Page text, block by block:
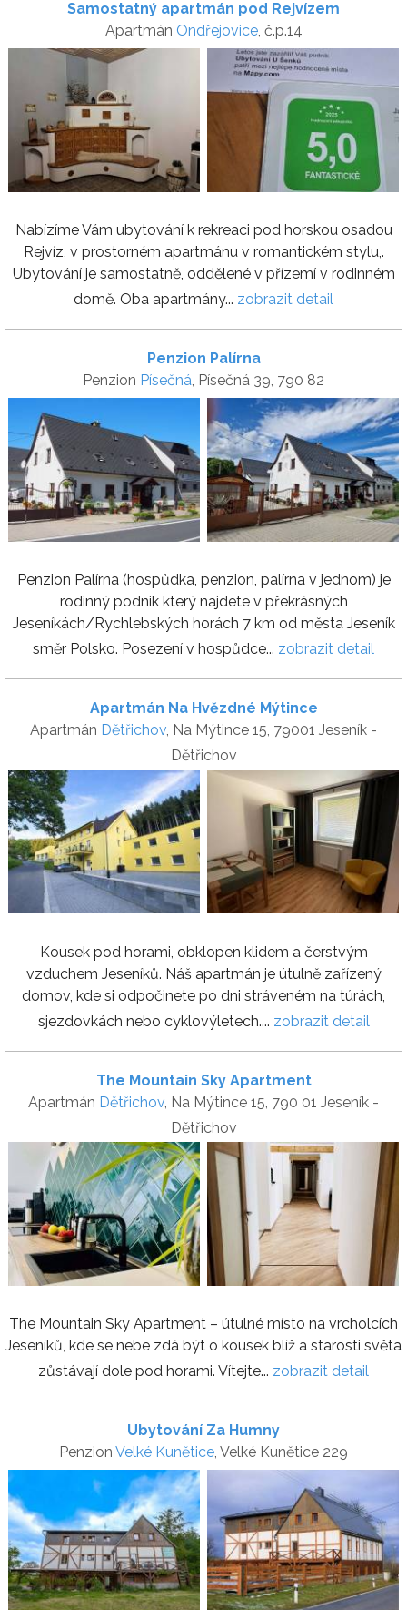
Samostatný apartmán pod Rejvízem
Apartmán Ondřejovice, č.p.14
Nabízíme Vám ubytování k rekreaci pod horskou osadou
Rejvíz, v prostorném apartmánu v romantickém stylu,.
Ubytování je samostatně, oddělené v přízemí v rodinném
domě. Oba apartmány... zobrazit detail
Penzion Palírna
Penzion Písečná, Písečná 39, 790 82
Penzion Palírna (hospůdka, penzion, palírna v jednom) je
rodinný podnik který najdete v překrásných
Jeseníkách/Rychlebských horách 7 km od města Jeseník
směr Polsko. Posezení v hospůdce... zobrazit detail
Apartmán Na Hvězdné Mýtince
Apartmán Dětřichov, Na Mýtince 15, 79001 Jeseník -
Dětřichov
Kousek pod horami, obklopen klidem a čerstvým
vzduchem Jeseníků. Náš apartmán je útulně zařízený
domov, kde si odpočinete po dni stráveném na túrách,
sjezdovkách nebo cyklovýletech.... zobrazit detail
The Mountain Sky Apartment
Apartmán Dětřichov , Na Mýtince 15, 790 01 Jeseník -
Dětřichov
The Mountain Sky Apartment – útulné místo na vrcholcích
Jeseníků, kde se nebe zdá být o kousek blíž a starosti světa
zůstávají dole pod horami. Vítejte... zobrazit detail
Ubytování Za Humny
Penzion Velké Kunětice , Velké Kunětice 229